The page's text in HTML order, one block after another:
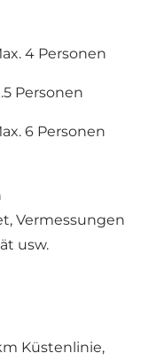
4 Personen
Personen
6 Personen
Vermessungen
usw.
Küstenlinie,